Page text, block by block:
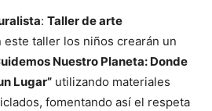
: Taller de arte
este taller los niños crearán un
Nuestro Planeta: Donde
Lugar” utilizando materiales
fomentando así el respeta